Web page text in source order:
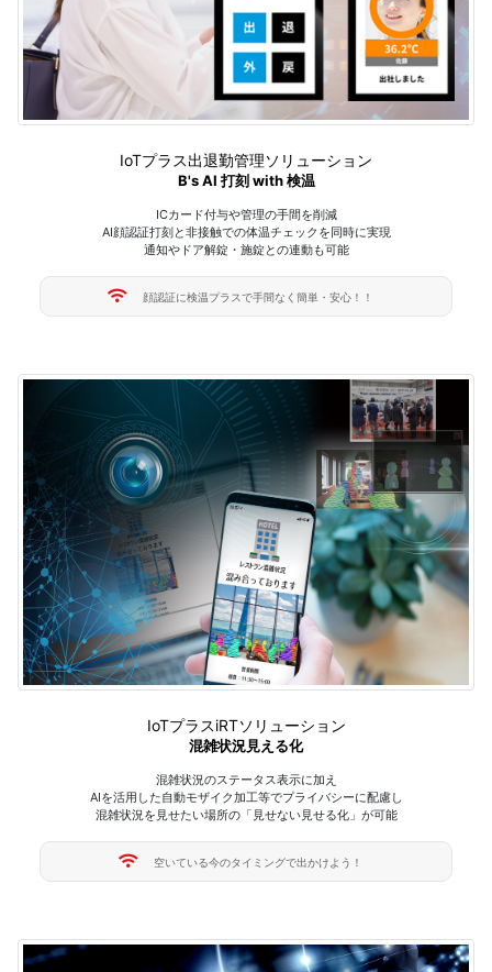
IoTプラス出退勤管理ソリューション
B's AI 打刻 with 検温
ICカード付与や管理の手間を削減
AI顔認証打刻と非接触での体温チェックを同時に実現
通知やドア解錠・施錠との連動も可能
顔認証に検温プラスで手間なく簡単・安心！！
IoTプラスiRTソリューション
混雑状況見える化
混雑状況のステータス表示に加え
AIを活用した自動モザイク加工等でプライバシーに配慮し
混雑状況を見せたい場所の「見せない見せる化」が可能
空いている今のタイミングで出かけよう！